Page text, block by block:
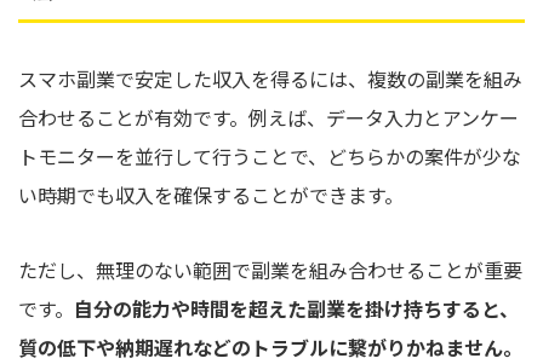
スマホ副業で安定した収入を得るには、複数の副業を組み
合わせることが有効です。例えば、データ入力とアンケー
トモニターを並行して行うことで、どちらかの案件が少な
い時期でも収入を確保することができます。
ただし、無理のない範囲で副業を組み合わせることが重要
です。 自分の能力や時間を超えた副業を掛け持ちすると、
質の低下や納期遅れなどのトラブルに繋がりかねません。